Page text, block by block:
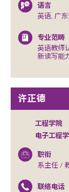
语言
英语, 广
专业范畴
英语教师
新读写能
许正德
工程学院
电子工程
职衔
系主任 /
联络电话